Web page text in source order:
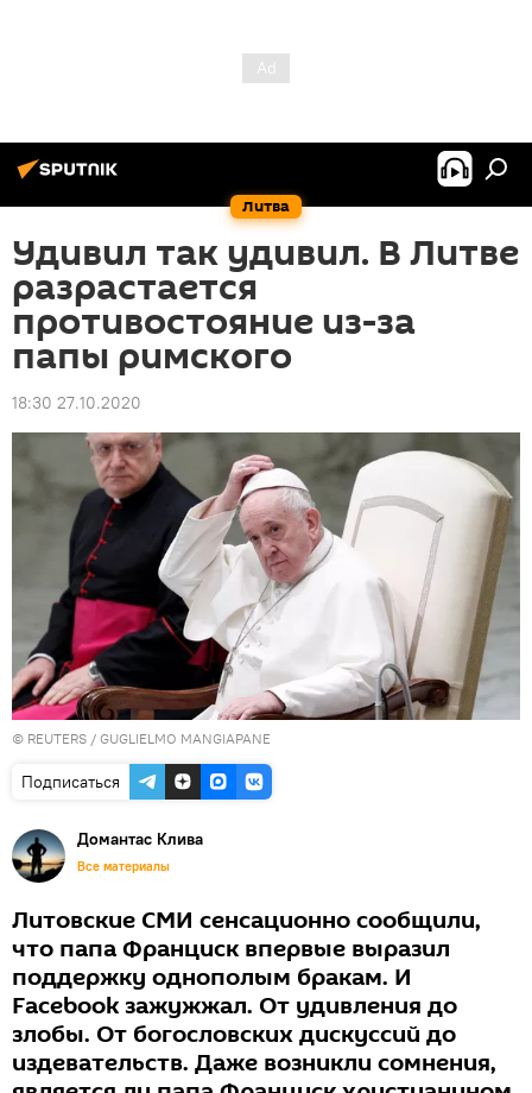
Литва
Удивил так удивил. В Литве
разрастается
противостояние из-за
папы римского
18:30 27.10.2020
© REUTERS / GUGLIELMO MANGIAPANE
Подписаться
Домантас Клива
Все материалы
Литовские СМИ сенсационно сообщили,
что папа Франциск впервые выразил
поддержку однополым бракам. И
Facebook зажужжал. От удивления до
злобы. От богословских дискуссий до
издевательств. Даже возникли сомнения,